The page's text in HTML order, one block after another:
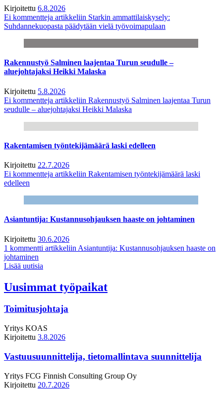
Kirjoitettu 6.8.2026
Ei kommentteja artikkeliin Starkin ammattilaiskysely:
Suhdannekuopasta päädytään vielä työvoimapulaan
Rakennustyö Salminen laajentaa Turun seudulle –
aluejohtajaksi Heikki Malaska
Kirjoitettu 5.8.2026
Ei kommentteja artikkeliin Rakennustyö Salminen laajentaa Turun
seudulle – aluejohtajaksi Heikki Malaska
Rakentamisen työntekijämäärä laski edelleen
Kirjoitettu 22.7.2026
Ei kommentteja artikkeliin Rakentamisen työntekijämäärä laski
edelleen
Asiantuntija: Kustannusohjauksen haaste on johtaminen
Kirjoitettu 30.6.2026
1 kommentti artikkeliin Asiantuntija: Kustannusohjauksen haaste on
johtaminen
Lisää uutisia
Uusimmat työpaikat
Toimitusjohtaja
Yritys KOAS
Kirjoitettu 3.8.2026
Vastuusuunnittelija, tietomallintava suunnittelija
Yritys FCG Finnish Consulting Group Oy
Kirjoitettu 20.7.2026